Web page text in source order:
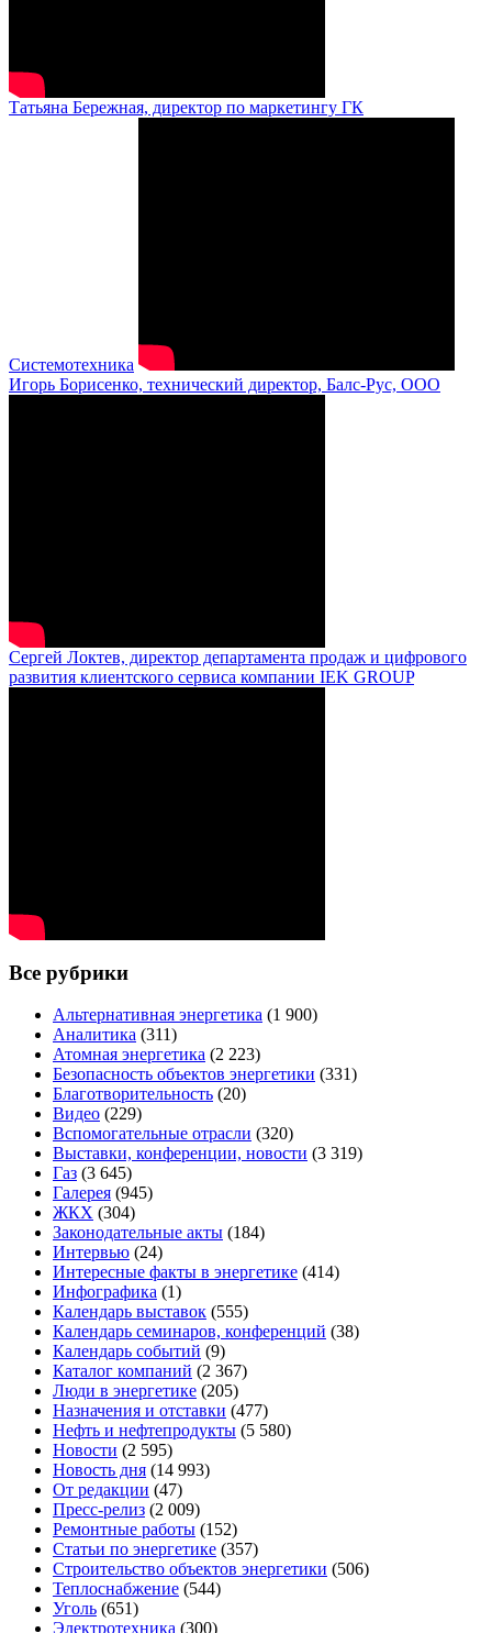
Татьяна Бережная, директор по маркетингу ГК
Системотехника
Игорь Борисенко, технический директор, Балс-Рус, ООО
Сергей Локтев, директор департамента продаж и цифрового
развития клиентского сервиса компании IEK GROUP
Все рубрики
Альтернативная энергетика (1 900)
Аналитика (311)
Атомная энергетика (2 223)
Безопасность объектов энергетики (331)
Благотворительность (20)
Видео (229)
Вспомогательные отрасли (320)
Выставки, конференции, новости (3 319)
Газ (3 645)
Галерея (945)
ЖКХ (304)
Законодательные акты (184)
Интервью (24)
Интересные факты в энергетике (414)
Инфографика (1)
Календарь выставок (555)
Календарь семинаров, конференций (38)
Календарь событий (9)
Каталог компаний (2 367)
Люди в энергетике (205)
Назначения и отставки (477)
Нефть и нефтепродукты (5 580)
Новости (2 595)
Новость дня (14 993)
От редакции (47)
Пресс-релиз (2 009)
Ремонтные работы (152)
Статьи по энергетике (357)
Строительство объектов энергетики (506)
Теплоснабжение (544)
Уголь (651)
Электротехника (300)